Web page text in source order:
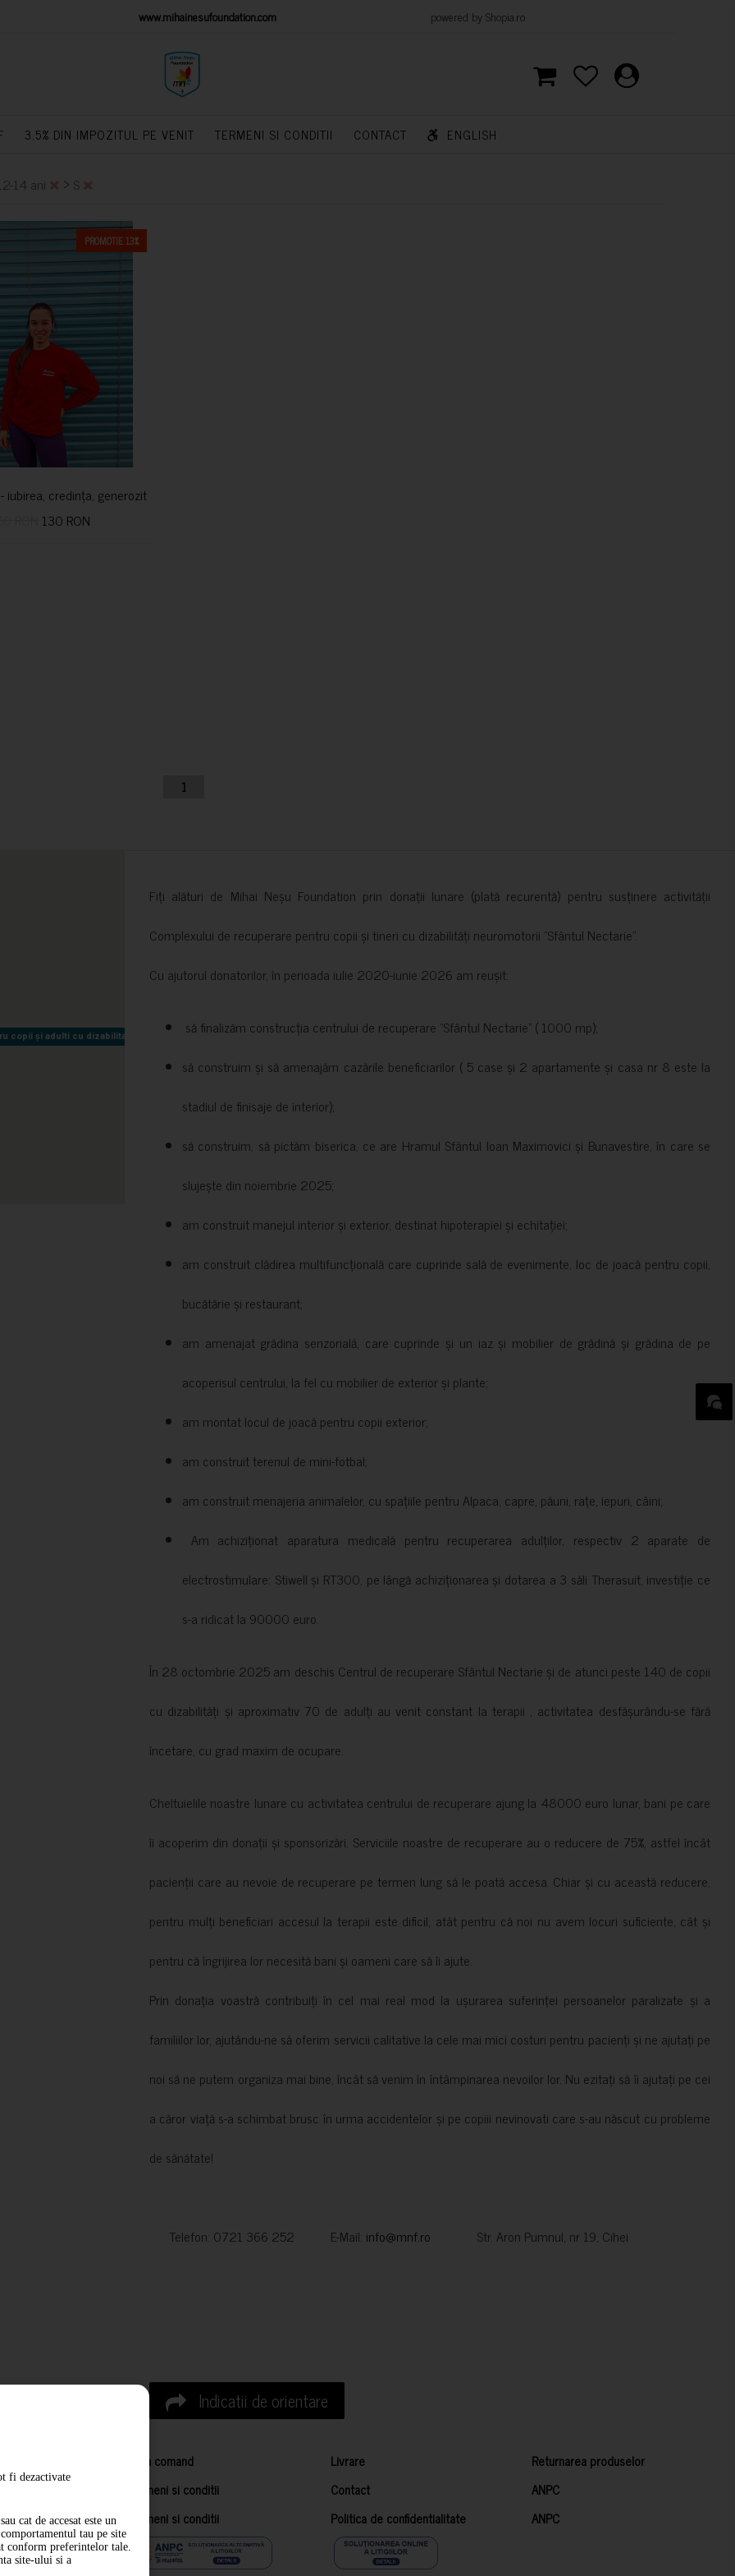
PLATFORM www.mihainesufoundation.com powered by Shopia.ro
3.5% DIN IMPOZITUL PE VENIT TERMENI SI CONDITII CONTACT ENGLISH
14 ani > S
PROMOTIE 13%
iubirea, credința, generozitatea vindecă
130 RON
CUMPARA
1
copii și adulti cu dizabilitati neuromotorii Sfântul Nectarie
copii și adulti cu dizabilitati neuromotorii Sfântul Nectarie
Fiți alături de Mihai Neșu Foundation prin donații lunare (plată recurentă) pentru susținere activității
Complexului de recuperare pentru copii și tineri cu dizabilități neuromotorii ”Sfântul Nectarie”.
Cu ajutorul donatorilor, în perioada iulie 2020-iunie 2026 am reușit:
să finalizăm construcția centrului de recuperare ”Sfântul Nectarie” ( 1000 mp);
să construim și să amenajăm cazările beneficiarilor ( 5 case și 2 apartamente și casa nr 8 este la
stadiul de finisaje de interior);
să construim, să pictăm biserica, ce are Hramul Sfântul Ioan Maximovici și Bunavestire, în care se
slujește din noiembrie 2025;
am construit manejul interior și exterior, destinat hipoterapiei și echitației;
am construit clădirea multifuncțională care cuprinde sală de evenimente, loc de joacă pentru copii,
bucătărie și restaurant;
am amenajat grădina senzorială, care cuprinde și un iaz și mobilier de grădină și grădina de pe
acoperisul centrului, la fel cu mobilier de exterior și plante;
am montat locul de joacă pentru copii exterior;
am construit terenul de mini-fotbal;
am construit menajeria animalelor, cu spațiile pentru Alpaca, capre, păuni, rațe, iepuri, câini;
Am achiziționat aparatura medicală pentru recuperarea adulților, respectiv 2 aparate de
electrostimulare: Stiwell și RT300, pe lângă achiziționarea și dotarea a 3 săli Therasuit, investiție ce
s-a ridicat la 90000 euro.
În 28 octombrie 2025 am deschis Centrul de recuperare Sfântul Nectarie și de atunci peste 140 de copii
cu dizabilități și aproximativ 70 de adulți au venit constant la terapii , activitatea desfășurându-se fără
încetare, cu grad maxim de ocupare.
Cheltuielile noastre lunare cu activitatea centrului de recuperare ajung la 48000 euro lunar, bani pe care
îi acoperim din donații și sponsorizări. Serviciile noastre de recuperare au o reducere de 75%, astfel încât
pacienții care au nevoie de recuperare pe termen lung să le poată accesa. Chiar și cu această reducere,
pentru mulți beneficiari accesul la terapii este dificil, atât pentru că noi nu avem locuri suficiente, cât și
pentru că îngrijirea lor necesită bani și oameni care să îi ajute.
Prin donația voastră contribuiți în cel mai real mod la ușurarea suferinței persoanelor paralizate și a
familiilor lor, ajutându-ne să oferim servicii calitative la cele mai mici costuri pentru pacienți și ne ajutați pe
noi să ne putem organiza mai bine, încât să venim în întâmpinarea nevoilor lor. Nu ezitați să îi ajutați pe cei
a căror viață s-a schimbat brusc în urma accidentelor și pe copiii nevinovati care s-au născut cu probleme
de sănătate!
Telefon: 0721 366 252 E-Mail: info@mnf.ro Str. Aron Pumnul, nr 19, Cihei
Indicatii de orientare
Cum comand Livrare
Returnarea produselor
Termeni si conditii
Contact
ANPC
Termeni si conditii
Politica de confidentialitate ANPC
fi dezactivate
cat de accesat este un
tau pe site
conform preferintelor tale.
site-ului si a